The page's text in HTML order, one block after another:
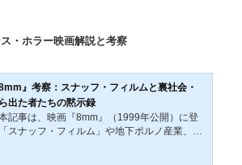
・ホラー映画解説と考察
』考察：スナッフ・フィルムと裏社会・
出た者たちの黙示録
記事は、映画『8mm』（1999年公開）に登
スナッフ・フィルム」や地下ポルノ産業、実